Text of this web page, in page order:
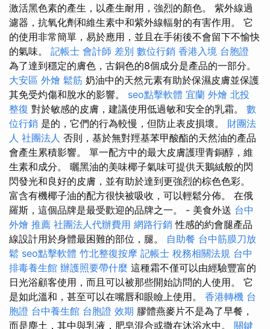
激活黑色素的產生，以產生耐用，強烈的顏色。 紫外線過
濾器，抗氧化劑和維生素中和紫外線輻射的有害作用。 它
的使用非常簡單，易於應用，並且在手術後不會留下不愉快
的氣味。 記帳士 會計師 差別 數位行銷 香港入境 台胞證
為了達到穩定的膚色，古銅色的8個成分是產品的一部分。
大安區 外燴 鬆筋 奶油中的天然元素有助於保濕皮膚並保護
其免受灼傷和脫水的影響。 seo點擊軟體 宜蘭 外燴 北投
整復 對於敏感的皮膚，建議使用低過敏和安全的乳霜。 數
位行銷 是的，它們的行為較慢，但防止表皮損壞。 財團法
人 社團法人 否則，基於無對羥基苯甲酸酯的天然油的產品
會產生累積影響。 單一配方中的最大皮膚護理青銅醇，維
生素和成分。 曬黑油的美味椰子氣味可提供天鵝絨般的閃
閃發光和良好的皮膚，並有助於達到更強烈的棕色色彩。
富含有機椰子油的配方很快被吸收，可以輕鬆分佈。 在俄
羅斯，這個品牌是最受歡迎的品牌之一。 - 美食外送 台中
外燴 推薦 社團法人代辦費用 網路行銷 性感的約會腿產品
線設計用於身體最困難的部位，腿。 自助餐 台中筋膜刀放
鬆 seo點擊軟體 竹北整復按摩 記帳士 稅務相關法規 台中
排毒養生館 辦護照要帶什麼 這種霜不僅可以由經驗豐富的
日光浴顧客使用，而且可以被那些開始訪問的人使用。 它
是如此溫和，甚至可以在嘴唇和眼瞼上使用。 香港轉機 台
胞證 台中養生館 台胞證 效期 膠體燕麥片不是為了早餐，
而是塵土，其中與乳液，肥皂混合或撒在沐浴水中。 關鍵